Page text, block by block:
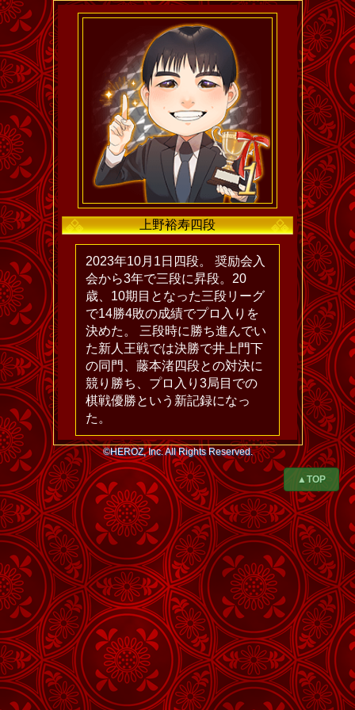
上野裕寿四段
2023年10月1日四段。 奨励会入
会から3年で三段に昇段。20
歳、10期目となった三段リーグ
で14勝4敗の成績でプロ入りを
決めた。 三段時に勝ち進んでい
た新人王戦では決勝で井上門下
の同門、藤本渚四段との対決に
競り勝ち、プロ入り3局目での
棋戦優勝という新記録になっ
た。
©HEROZ, Inc. All Rights Reserved.
▲TOP